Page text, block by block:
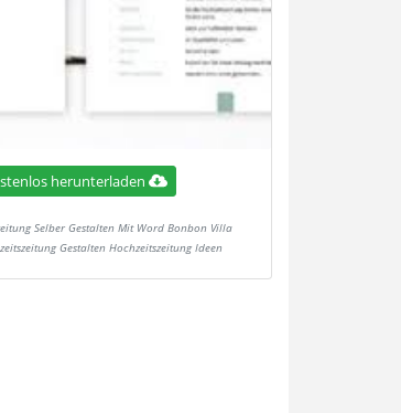
herunterladen
Selber Gestalten Mit Word Bonbon Villa
Gestalten Hochzeitszeitung Ideen